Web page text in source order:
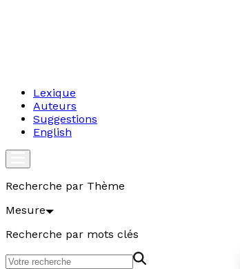
Lexique
Auteurs
Suggestions
English
Recherche par Thème
Mesure
Recherche par mots clés